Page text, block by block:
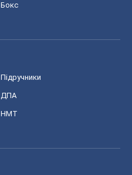
Бокс
Підручники
ДПА
НМТ